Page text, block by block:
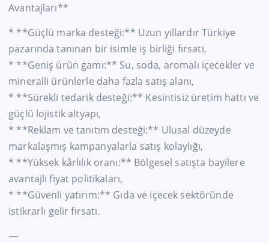
Avantajları**
* **Güçlü marka desteği:** Uzun yıllardır Türkiye
pazarında tanınan bir isimle iş birliği fırsatı,
* **Geniş ürün gamı:** Su, soda, aromalı içecekler ve
mineralli ürünlerle daha fazla satış alanı,
* **Sürekli tedarik desteği:** Kesintisiz üretim hattı ve
güçlü lojistik altyapı,
* **Reklam ve tanıtım desteği:** Ulusal düzeyde
markalaşmış kampanyalarla satış kolaylığı,
* **Yüksek kârlılık oranı:** Bölgesel satışta bayilere
avantajlı fiyat politikaları,
* **Güvenli yatırım:** Gıda ve içecek sektöründe
istikrarlı gelir fırsatı.
—